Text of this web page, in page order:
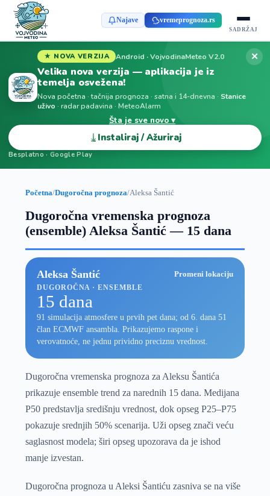
Najave vremeprognoza.rs
SADRŽAJ
★ NOVA VERZIJA Android · VojvodinaMeteo V2.0
Velika nova verzija — aplikacija je iz
temelja osvežena!
Nova početna · tačnija prognoza · satna i 14-dnevna · Stanice
uživo · radar padavina · MeteoAlarm
Šta je sve novo ▾
⤓ Instaliraj / Ažuriraj
Besplatno · Google Play
✕
Početna/Dugoročna prognoza/Aleksa Šantić
Dugoročna vremenska prognoza
(ensemble) Aleksa Šantić — 15 dana
Aleksa Šantić Promeni lokaciju
DUGOROČNA · ENSEMBLE
15 dana
91 simulacija atmosfere u prvih pet dana; od 6. dana 51
član ECMWF ansambla. Prikazujemo raspone i
verovatnoće, ne jednu prividno preciznu vrednost.
Dugoročna vremenska prognoza za Aleksu Šantića
prikazuje ensemble trend za narednih 15 dana. Medijana
P50 predstavlja središnju vrednost, dok opseg P25–P75
pokazuje srednjih 50% scenarija. Uži opseg znači veću
saglasnost modela; širi opseg upozorava da je ishod
manje izvestan.
Dugoročna prognoza u Aleksi Šantiću zasniva se na više